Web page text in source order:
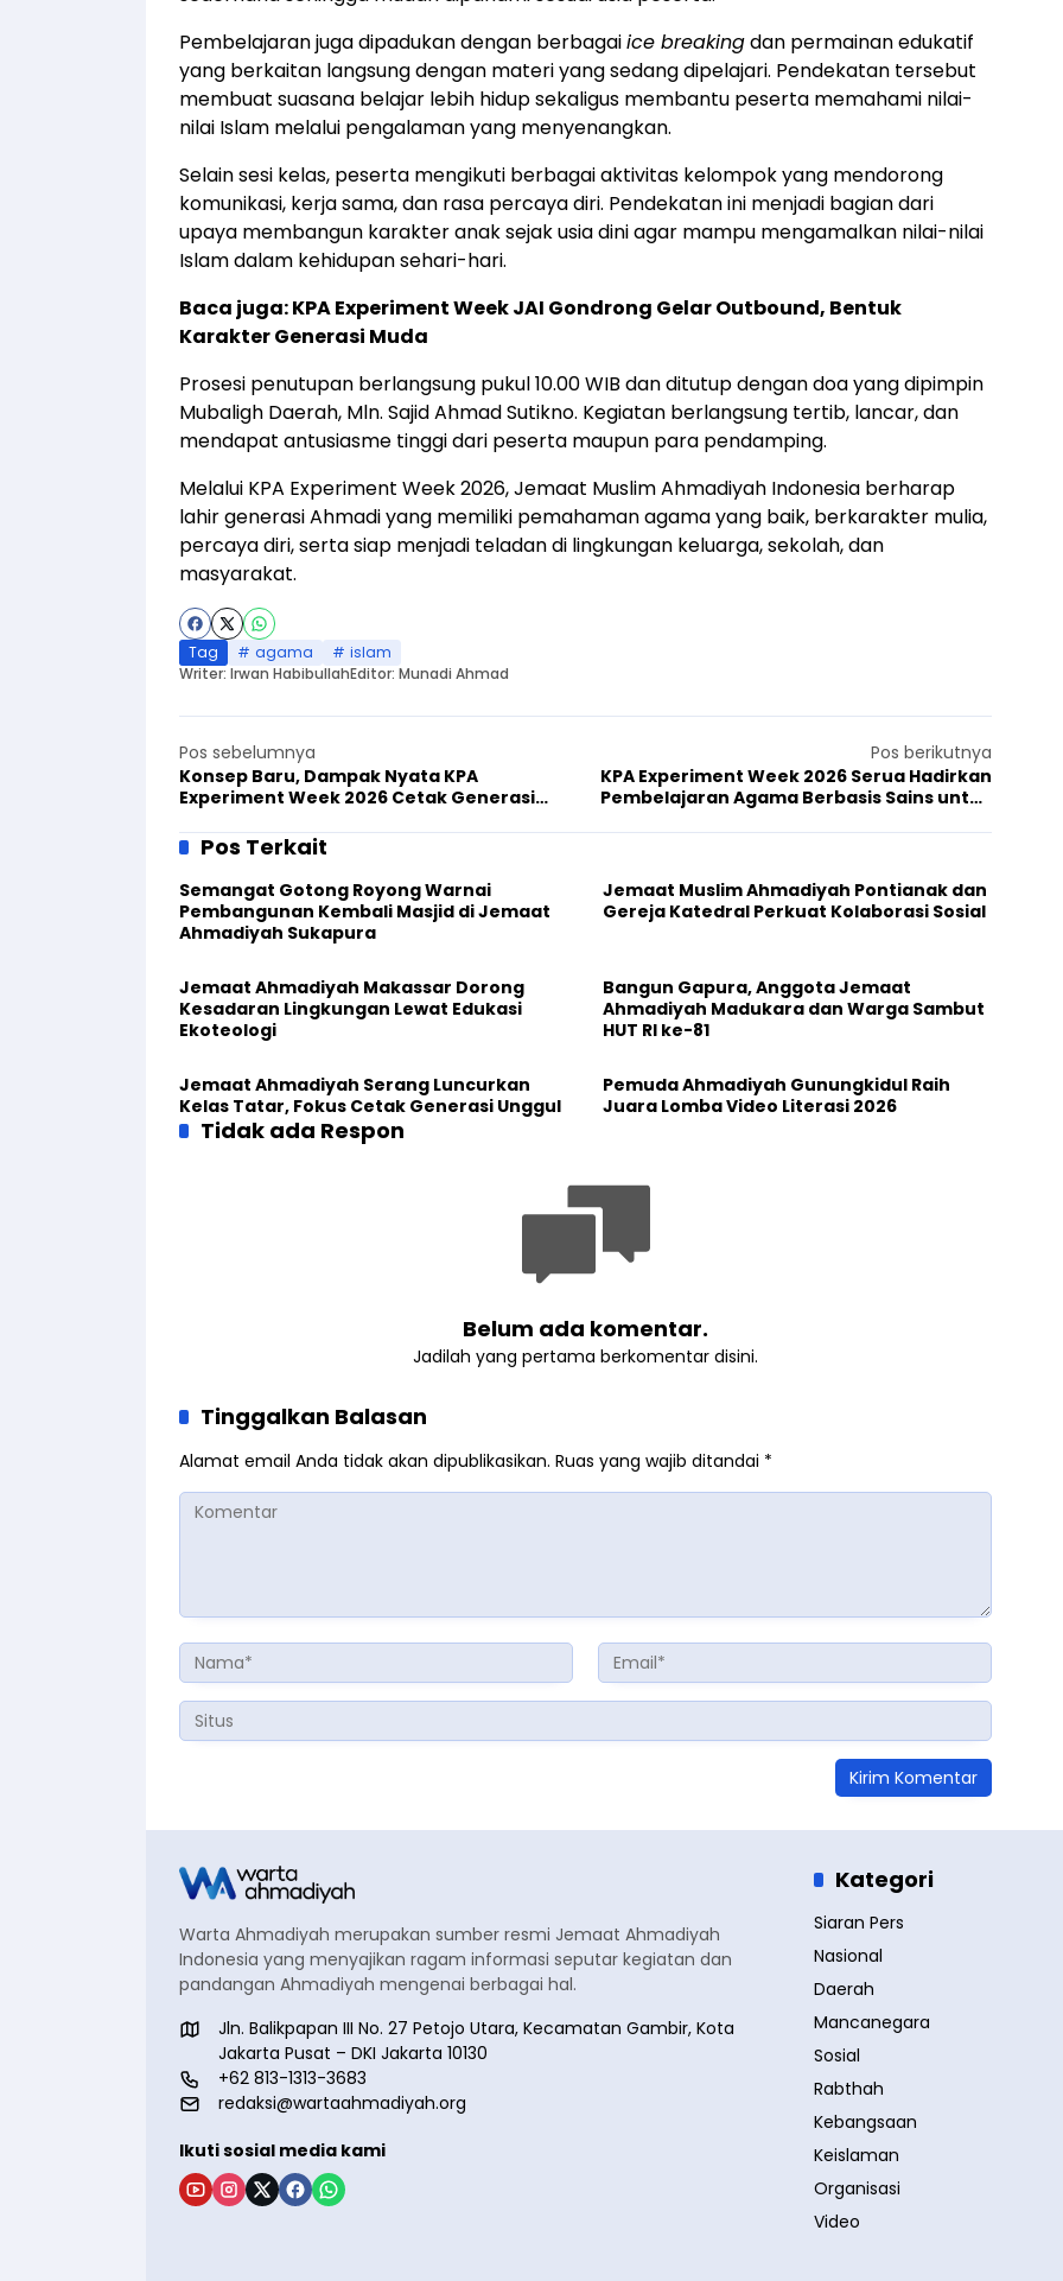
Pembelajaran juga dipadukan dengan berbagaiice breakingdan permainan edukatif
yang berkaitan langsung dengan materi yang sedang dipelajari. Pendekatan tersebut
membuat suasana belajar lebih hidup sekaligus membantu peserta memahami nilai-
nilai Islam melalui pengalaman yang menyenangkan.
Selain sesi kelas, peserta mengikuti berbagai aktivitas kelompok yang mendorong
komunikasi, kerja sama, dan rasa percaya diri. Pendekatan ini menjadi bagian dari
upaya membangun karakter anak sejak usia dini agar mampu mengamalkan nilai-nilai
Islam dalam kehidupan sehari-hari.
Baca juga:KPA Experiment Week JAI Gondrong Gelar Outbound, Bentuk
Karakter Generasi Muda
Prosesi penutupan berlangsung pukul 10.00 WIB dan ditutup dengan doa yang dipimpin
Mubaligh Daerah, Mln. Sajid Ahmad Sutikno. Kegiatan berlangsung tertib, lancar, dan
mendapat antusiasme tinggi dari peserta maupun para pendamping.
Melalui KPA Experiment Week 2026, Jemaat Muslim Ahmadiyah Indonesia berharap
lahir generasi Ahmadi yang memiliki pemahaman agama yang baik, berkarakter mulia,
percaya diri, serta siap menjadi teladan di lingkungan keluarga, sekolah, dan
masyarakat.
Tag agama
islam
Writer: Irwan HabibullahEditor: Munadi Ahmad
Pos sebelumnya
Konsep Baru, Dampak Nyata KPA
Experiment Week 2026 Cetak Generasi
Pos berikutnya
KPA Experiment Week 2026 Serua Hadirkan
Pembelajaran Agama Berbasis Sains untuk
Pos Terkait
Semangat Gotong Royong Warnai
Pembangunan Kembali Masjid di Jemaat
Ahmadiyah Sukapura
Jemaat Muslim Ahmadiyah Pontianak dan
Gereja Katedral Perkuat Kolaborasi Sosial
Jemaat Ahmadiyah Makassar Dorong
Kesadaran Lingkungan Lewat Edukasi
Ekoteologi
Bangun Gapura, Anggota Jemaat
Ahmadiyah Madukara dan Warga Sambut
HUT RI ke-81
Jemaat Ahmadiyah Serang Luncurkan
Kelas Tatar, Fokus Cetak Generasi Unggul
Pemuda Ahmadiyah Gunungkidul Raih
Juara Lomba Video Literasi 2026
Tidak ada Respon
Belum ada komentar.
Jadilah yang pertama berkomentar disini.
Tinggalkan Balasan
Alamat email Anda tidak akan dipublikasikan. Ruas yang wajib ditandai *
Warta Ahmadiyah merupakan sumber resmi Jemaat Ahmadiyah
Indonesia yang menyajikan ragam informasi seputar kegiatan dan
pandangan Ahmadiyah mengenai berbagai hal.
Jln. Balikpapan III No. 27 Petojo Utara, Kecamatan Gambir, Kota
Jakarta Pusat – DKI Jakarta 10130
+62 813-1313-3683
redaksi@wartaahmadiyah.org
Ikuti sosial media kami
Kategori
Siaran Pers
Nasional
Daerah
Mancanegara
Sosial
Rabthah
Kebangsaan
Keislaman
Organisasi
Video